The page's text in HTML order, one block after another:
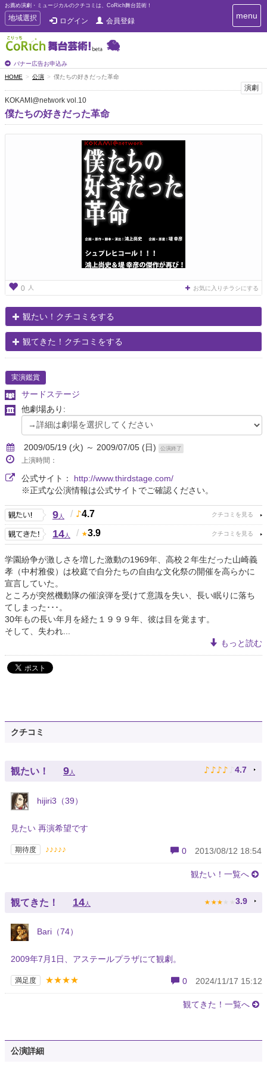
お薦め演劇・ミュージカルのクチコミは、CoRich舞台芸術！
T
o
g
g
e
n
a
v
i
g
地域選択 ログイン 会員登録
バナー広告お申込み
T
o
i
g
menu
HOME 公演 僕たちの好きだった革命
演劇
KOKAMI@network vol.10
僕たちの好きだった革命
0 人 お気に入りチラシにする
観たい！クチコミをする
観てきた！クチコミをする
実演鑑賞
サードステージ
他劇場あり:
2009/05/19 (火) ～ 2009/07/05 (日) 公演終了
上演時間：
公式サイト： http://www.thirdstage.com/
※正式な公演情報は公式サイトでご確認ください。
9人 / 4.7
14人 / 3.9
学園紛争が激しさを増した激動の1969年、高校２年生だった山崎義
孝（中村雅俊）は校庭で自分たちの自由な文化祭の開催を高らかに
宣言していた。
ところが突然機動隊の催涙弾を受けて意識を失い、長い眠りに落ち
てしまった･･･。
30年もの長い年月を経た１９９９年、彼は目を覚ます。
そして、失われ...
もっと読む
クチコミ
観たい！ 9 人 ♪ ♪ ♪ ♪ ♪ 4.7
hijiri3（39）
見たい 再演希望です
期待度 ♪♪♪♪♪ 0 2013/08/12 18:54
観たい！一覧へ
観てきた！ 14 人 ★ ★ ★ ★ ★ 3.9
Bari（74）
2009年7月1日、アステールプラザにて観劇。
満足度 ★★★★ 0 2024/11/17 15:12
観てきた！一覧へ
公演詳細